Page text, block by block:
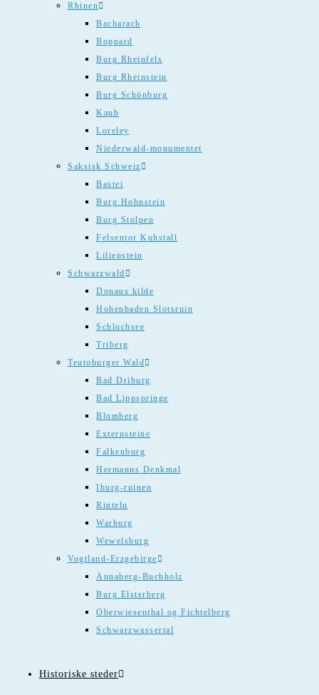
Rhinen
Bacharach
Boppard
Burg Rheinfels
Burg Rheinstein
Burg Schönburg
Kaub
Loreley
Niederwald-monumentet
Saksisk Schweiz
Bastei
Burg Hohnstein
Burg Stolpen
Felsentor Kuhstall
Lilienstein
Schwarzwald
Donaus kilde
Hohenbaden Slotsruin
Schluchsee
Triberg
Teutoburger Wald
Bad Driburg
Bad Lippspringe
Blomberg
Externsteine
Falkenburg
Hermanns Denkmal
Iburg-ruinen
Rinteln
Warburg
Wewelsburg
Vogtland-Erzgebirge
Annaberg-Buchholz
Burg Elsterberg
Oberwiesenthal og Fichtelberg
Schwarzwassertal
Historiske steder